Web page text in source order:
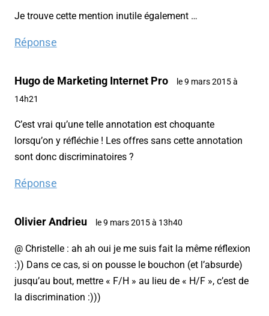
Je trouve cette mention inutile également …
Réponse
Hugo de Marketing Internet Pro
le 9 mars 2015 à
14h21
C’est vrai qu’une telle annotation est choquante
lorsqu’on y réfléchie ! Les offres sans cette annotation
sont donc discriminatoires ?
Réponse
Olivier Andrieu le 9 mars 2015 à 13h40
@ Christelle : ah ah oui je me suis fait la même réflexion
:)) Dans ce cas, si on pousse le bouchon (et l’absurde)
jusqu’au bout, mettre « F/H » au lieu de « H/F », c’est de
la discrimination :)))